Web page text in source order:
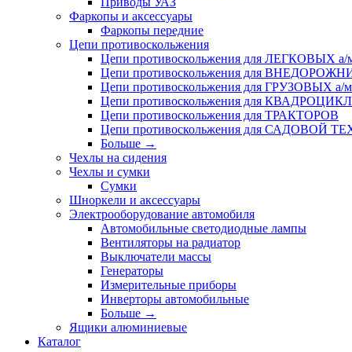
Фаркопы и аксессуары
Фаркопы передние
Цепи противоскольжения
Цепи противоскольжения для ЛЕГКОВЫХ а/
Цепи противоскольжения для
Цепи противоскольжения для ГРУЗОВЫХ а/м
Цепи противоскольжения для
Цепи противоскольжения для ТРАКТОРОВ
Цепи противоскольжения для САДОВОЙ
Больше →
Чехлы на сидения
Чехлы и сумки
Сумки
Шноркели и аксессуары
Электрооборудование автомобиля
Автомобильные светодиодные лампы
Вентиляторы на радиатор
Выключатели массы
Генераторы
Измерительные приборы
Инверторы автомобильные
Больше →
Ящики алюминиевые
Каталог